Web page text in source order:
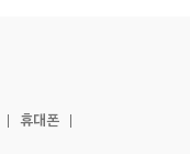
휴대폰